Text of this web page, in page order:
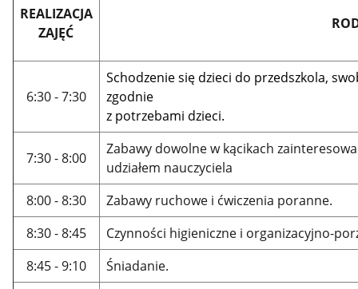
REALIZACJA
ZAJĘĆ
6:30 - 7:30
Schodzenie się dzieci do przedszkola,
zgodnie
z potrzebami dzieci.
7:30 - 8:00
Zabawy dowolne w kącikach
udziałem nauczyciela
8:00 - 8:30
Zabawy ruchowe i ćwiczenia poranne.
8:30 - 8:45
Czynności higieniczne i organizacyjno-
8:45 - 9:10
Śniadanie.